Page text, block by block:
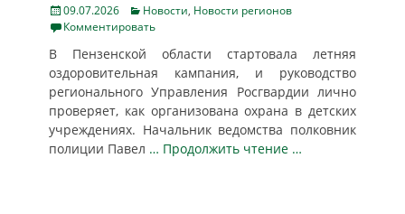
Posted
on
09.07.2026 Categories
Новости, Новости регионов
Комментировать
В Пензенской области стартовала летняя
оздоровительная кампания, и руководство
регионального Управления Росгвардии лично
проверяет, как организована охрана в детских
учреждениях. Начальник ведомства полковник
полиции Павел … Продолжить чтение …